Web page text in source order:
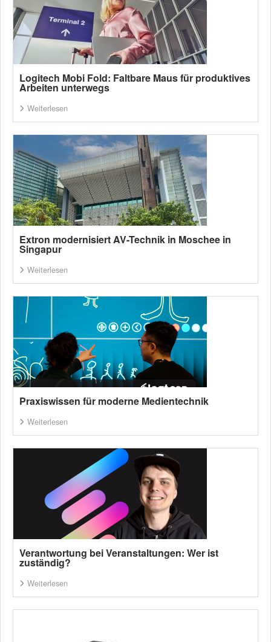
Logitech Mobi Fold: Faltbare Maus für produktives
Arbeiten unterwegs
Weiterlesen
Extron modernisiert AV-Technik in Moschee in
Singapur
Weiterlesen
Praxiswissen für moderne Medientechnik
Weiterlesen
Verantwortung bei Veranstaltungen: Wer ist
zuständig?
Weiterlesen